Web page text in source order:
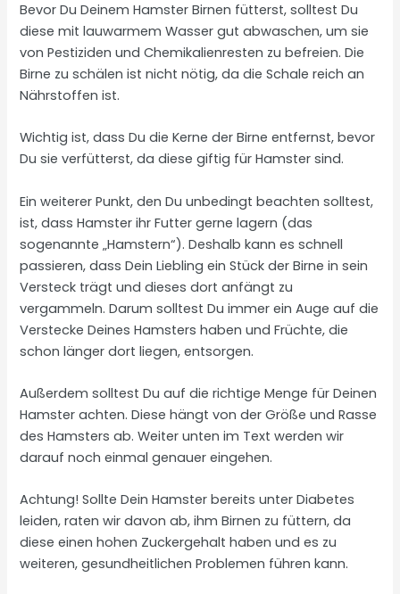
Bevor Du Deinem Hamster Birnen fütterst, solltest Du
diese mit lauwarmem Wasser gut abwaschen, um sie
von Pestiziden und Chemikalienresten zu befreien. Die
Birne zu schälen ist nicht nötig, da die Schale reich an
Nährstoffen ist.
Wichtig ist, dass Du die Kerne der Birne entfernst, bevor
Du sie verfütterst, da diese giftig für Hamster sind.
Ein weiterer Punkt, den Du unbedingt beachten solltest,
ist, dass Hamster ihr Futter gerne lagern (das
sogenannte „Hamstern“). Deshalb kann es schnell
passieren, dass Dein Liebling ein Stück der Birne in sein
Versteck trägt und dieses dort anfängt zu
vergammeln. Darum solltest Du immer ein Auge auf die
Verstecke Deines Hamsters haben und Früchte, die
schon länger dort liegen, entsorgen.
Außerdem solltest Du auf die richtige Menge für Deinen
Hamster achten. Diese hängt von der Größe und Rasse
des Hamsters ab. Weiter unten im Text werden wir
darauf noch einmal genauer eingehen.
Achtung! Sollte Dein Hamster bereits unter Diabetes
leiden, raten wir davon ab, ihm Birnen zu füttern, da
diese einen hohen Zuckergehalt haben und es zu
weiteren, gesundheitlichen Problemen führen kann.